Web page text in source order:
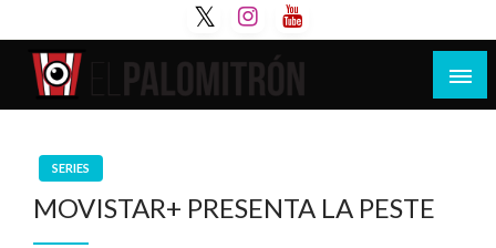
al
contenido
Tu espacio de la industria de cine española y
SERIES
MOVISTAR+ PRESENTA LA PESTE